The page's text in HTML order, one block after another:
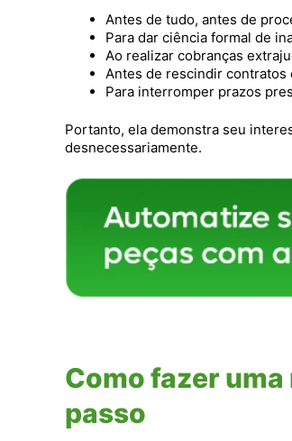
Antes de tudo, antes de
Para dar ciência formal de
Ao realizar cobranças
Antes de rescindir contratos
Para interromper prazos
Portanto, ela demonstra seu
desnecessariamente.
Como fazer
passo